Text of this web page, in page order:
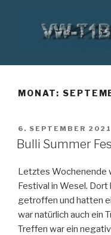
VW T1 BUS
MONAT:
VERÖFFENTLICHT
AM
6. SEPTEMBER 2021
Bulli Summer
Letztes Wochenende
Festival in Wesel. Dort
getroffen und hatten
war natürlich auch ein
Treffen war ein